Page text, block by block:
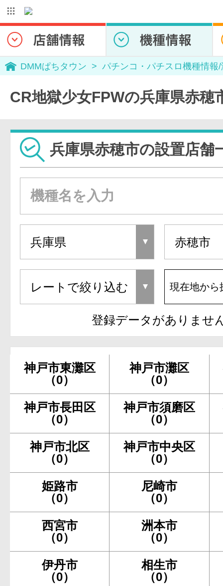
DMMぱちタウン パチンコ・パチスロ機種情報
CR地獄少女FPWの兵庫県赤穂
兵庫県赤穂市の設置店舗
現在地から
登録データがありませ
神戸市東灘区
（0）
神戸市灘区
（0）
神戸市長田区
（0）
神戸市須磨区
（0）
神戸市北区
（0）
神戸市中央区
（0）
姫路市
（0）
尼崎市
（0）
西宮市
（0）
洲本市
（0）
伊丹市
（0）
相生市
（0）